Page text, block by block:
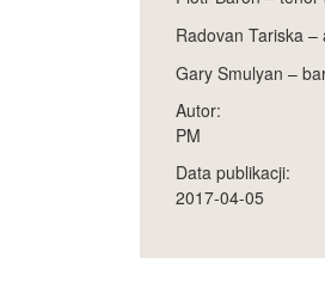
Radovan Tariska
Gary Smulyan –
Autor:
PM
Data publikacji:
2017-04-05